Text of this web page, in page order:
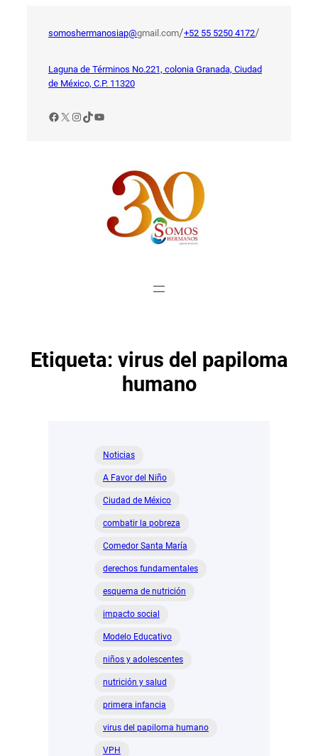
somoshermanosiap@gmail.com/+52 55 5250 4172/
Laguna de Términos No.221, colonia Granada, Ciudad
de México, C.P. 11320
Facebook
X Instagram
TikTok
YouTube
Etiqueta: virus del papiloma
humano
Noticias
A Favor del Niño
Ciudad de México
combatir la pobreza
Comedor Santa María
derechos fundamentales
esquema de nutrición
impacto social
Modelo Educativo
niños y adolescentes
nutrición y salud
primera infancia
virus del papiloma humano
VPH